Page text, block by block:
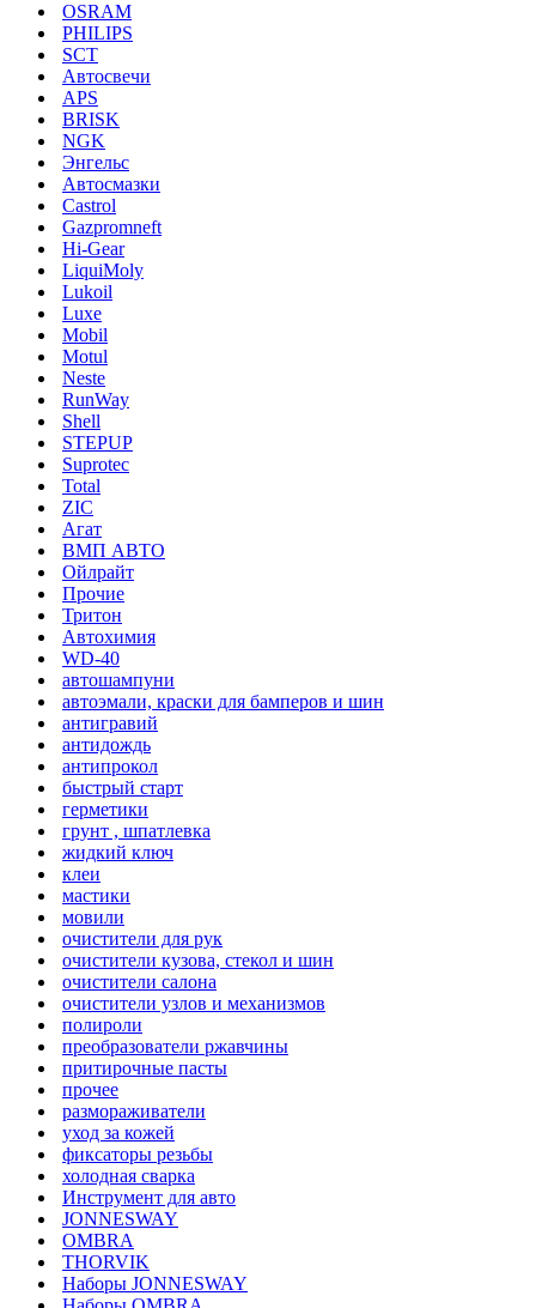
OSRAM
PHILIPS
SCT
Автосвечи
APS
BRISK
NGK
Энгельс
Автосмазки
Castrol
Gazpromneft
Hi-Gear
LiquiMoly
Lukoil
Luxe
Mobil
Motul
Neste
RunWay
Shell
STEPUP
Suprotec
Total
ZIC
Агат
ВМП АВТО
Ойлрайт
Прочие
Тритон
Автохимия
WD-40
автошампуни
автоэмали, краски для бамперов и шин
антигравий
антидождь
антипрокол
быстрый старт
герметики
грунт , шпатлевка
жидкий ключ
клеи
мастики
мовили
очистители для рук
очистители кузова, стекол и шин
очистители салона
очистители узлов и механизмов
полироли
преобразователи ржавчины
притирочные пасты
прочее
размораживатели
уход за кожей
фиксаторы резьбы
холодная сварка
Инструмент для авто
JONNESWAY
OMBRA
THORVIK
Наборы JONNESWAY